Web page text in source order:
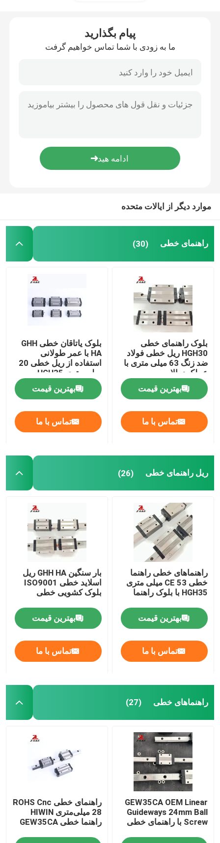
ماژول راهنمای خطی
محرک تک محور
YYC Rack And Pinion
ساپورت انتهای بال اسکرو
گیربکس Nidec Shimpo
اسلاید راهنمای خطی
راهنمای حرکت خطی
ریل کشویی خطی
پیام بگذارید
ما به زودی با شما تماس خواهیم گرفت
موارد دیگر از ایالات متحده
راهنمای خطی (30)
بلوک راهنمای خطی
HGH30 ریل خطی فولاد
ضد زنگ 63 میلی متری با
عملکرد بالا
بهترین قیمت
تماس با ما
بلوک یاتاقان خطی GHH
HA با عمر طولانی
استفاده از ریل خطی 20
میلی متری HGH35
بهترین قیمت
تماس با ما
ریل راهنمای خطی (26)
راهنماهای خطی راهنما
خطی CE 53 میلی متری
HGH35 با بلوک راهنما
بهترین قیمت
تماس با ما
بار سنگین GHH HA ریل
اسلاید خطی ISO9001
بلوک کشویی خطی
بهترین قیمت
تماس با ما
راهنماهای خطی (27)
GEW35CA OEM Linear
Guideways 24mm Ball
Screw با راهنمای خطی
راهنمای خطی ROHS Cnc
28 میلی‌متری HIWIN
راهنما خطی GEW35CA